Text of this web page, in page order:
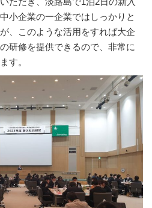
小企業の一企業ではしっかりと
、このような活用をすれば大企
研修を提供できるので、非常に
す。